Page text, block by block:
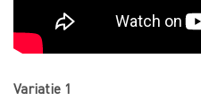
Variatie 1